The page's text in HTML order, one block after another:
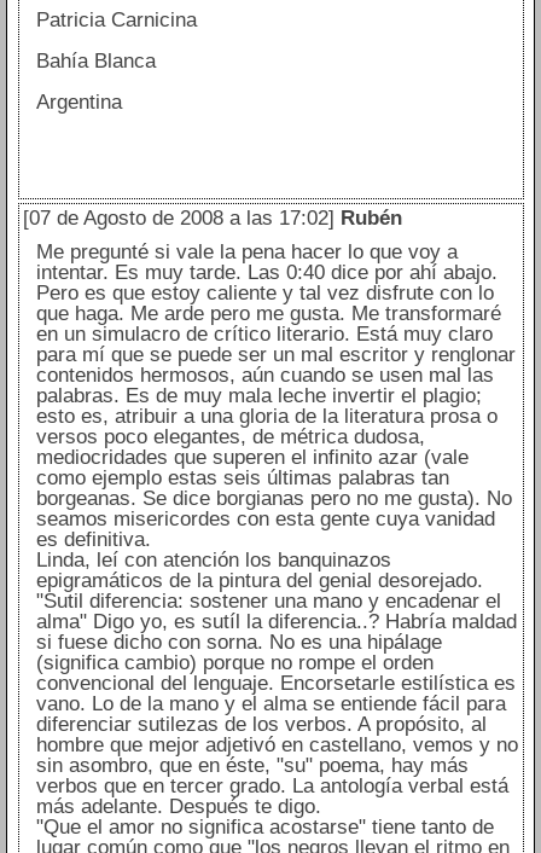
Patricia Carnicina
Bahía Blanca
Argentina
[07 de Agosto de 2008 a las 17:02] Rubén
Me pregunté si vale la pena hacer lo que voy a
intentar. Es muy tarde. Las 0:40 dice por ahí abajo.
Pero es que estoy caliente y tal vez disfrute con lo
que haga. Me arde pero me gusta. Me transformaré
en un simulacro de crítico literario. Está muy claro
para mí que se puede ser un mal escritor y renglonar
contenidos hermosos, aún cuando se usen mal las
palabras. Es de muy mala leche invertir el plagio;
esto es, atribuir a una gloria de la literatura prosa o
versos poco elegantes, de métrica dudosa,
mediocridades que superen el infinito azar (vale
como ejemplo estas seis últimas palabras tan
borgeanas. Se dice borgianas pero no me gusta). No
seamos misericordes con esta gente cuya vanidad
es definitiva.
Linda, leí con atención los banquinazos
epigramáticos de la pintura del genial desorejado.
"Sutil diferencia: sostener una mano y encadenar el
alma" Digo yo, es sutíl la diferencia..? Habría maldad
si fuese dicho con sorna. No es una hipálage
(significa cambio) porque no rompe el orden
convencional del lenguaje. Encorsetarle estilística es
vano. Lo de la mano y el alma se entiende fácil para
diferenciar sutilezas de los verbos. A propósito, al
hombre que mejor adjetivó en castellano, vemos y no
sin asombro, que en éste, "su" poema, hay más
verbos que en tercer grado. La antología verbal está
más adelante. Después te digo.
"Que el amor no significa acostarse" tiene tanto de
lugar común como que "los negros llevan el ritmo en